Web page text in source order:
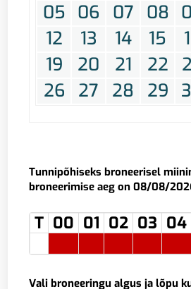
05 06 07 08
12
13 14 15
19
20 21 22
26
27 28 29
Tunnipõhiseks broneerisel
broneerimise aeg on 08/08/
T 00 01 02 03 04
Vali broneeringu algus ja lõpu